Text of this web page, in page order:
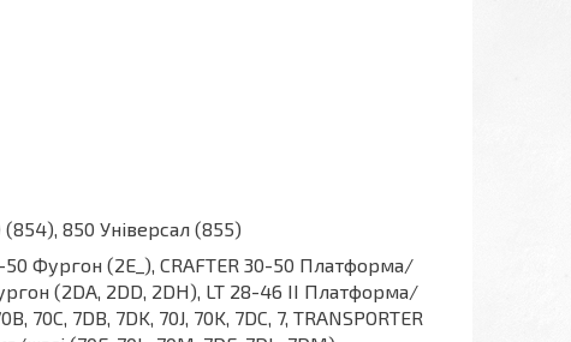
(854), 850 Універсал (855)
50 Фургон (2E_), CRAFTER 30-50 Платформа/
(2DA, 2DD, 2DH), LT 28-46 II Платформа/
70C, 7DB, 7DK, 70J, 70K, 7DC, 7, TRANSPORTER